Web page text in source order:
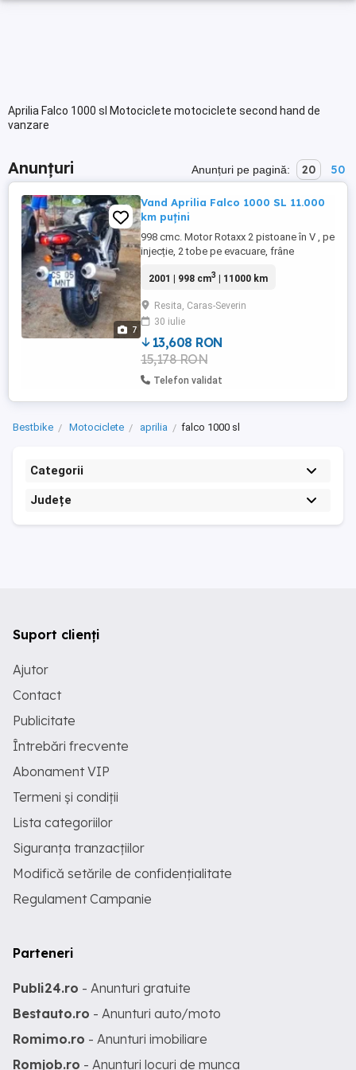
Aprilia Falco 1000 sl Motociclete motociclete second hand de
vanzare
Anunțuri Anunțuri pe pagină: 20 50
7
Vand Aprilia Falco 1000 SL 11.000
km puțini
998 cmc. Motor Rotaxx 2 pistoane în V , pe
injecție, 2 tobe pe evacuare, frâne
baterie nouă, ulei motor nou, husă nouă,
aerodinamic în locul șezutului
pasagerului. An fabricație 2001. Merge și
arată foarte bine. O vând deoarece nu
doresc ...
2001 | 998 cm3 | 11000 km
Resita, Caras-Severin
30 iulie
13,608 RON
15,178 RON
Telefon validat
Bestbike Motociclete aprilia falco 1000 sl
Categorii
Județe
Suport clienți
Ajutor
Contact
Publicitate
Întrebări frecvente
Abonament VIP
Termeni și condiții
Lista categoriilor
Siguranța tranzacțiilor
Modifică setările de confidențialitate
Regulament Campanie
Parteneri
Publi24.ro - Anunturi gratuite
Bestauto.ro - Anunturi auto/moto
Romimo.ro - Anunturi imobiliare
Romjob.ro - Anunturi locuri de munca